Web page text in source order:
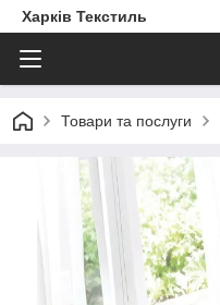
Харків Текстиль
Товари та послуги